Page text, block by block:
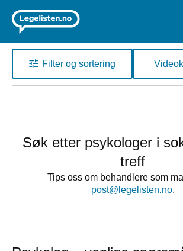
Filter og sortering
Søk etter psykologer i
treff
Tips oss om behandlere som
post@legelisten.no.